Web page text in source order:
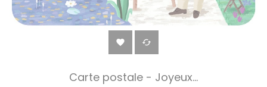
 
Carte postale - Joyeux...